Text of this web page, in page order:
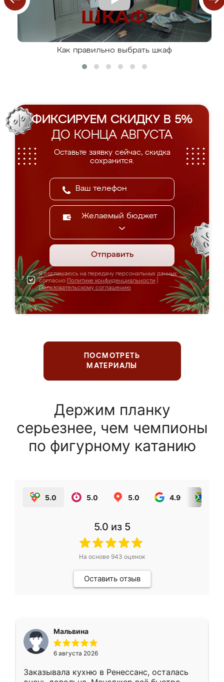
Как правильно выбрать шкаф
ФИКСИРУЕМ СКИДКУ В 5%
ДО КОНЦА АВГУСТА
Оставьте заявку сейчас, скидка
сохранится.
Желаемый бюджет
Отправить
Я соглашаюсь на передачу персональных данных
согласно Политике конфиденциальности
Пользовательскому соглашению
ПОСМОТРЕТЬ
МАТЕРИАЛЫ
Держим планку
серьезнее, чем чемпионы
по фигурному катанию
5.0 5.0 5.0 4.9
5.0 из 5
На основе 943 оценок
Оставить отзыв
Мальвина
6 августа 2026
Заказывала кухню в Ренессанс, осталась